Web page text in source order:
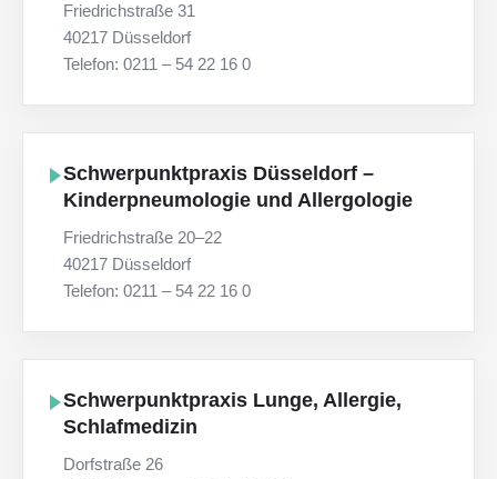
Friedrichstraße 31
40217 Düsseldorf
Telefon: 0211 – 54 22 16 0
Schwerpunktpraxis Düsseldorf –
Kinderpneumologie und Allergologie
Friedrichstraße 20–22
40217 Düsseldorf
Telefon: 0211 – 54 22 16 0
Schwerpunktpraxis Lunge, Allergie,
Schlafmedizin
Dorfstraße 26